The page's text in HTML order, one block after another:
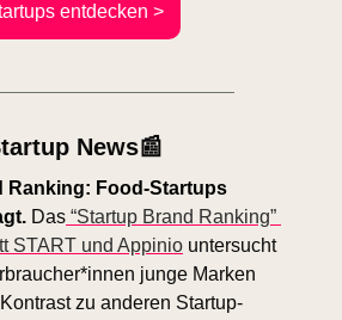
entdecken >
News📰
Ranking: Food-Startups
Das “Startup Brand Ranking”
START und Appinio untersucht
junge Marken
zu anderen Startup-